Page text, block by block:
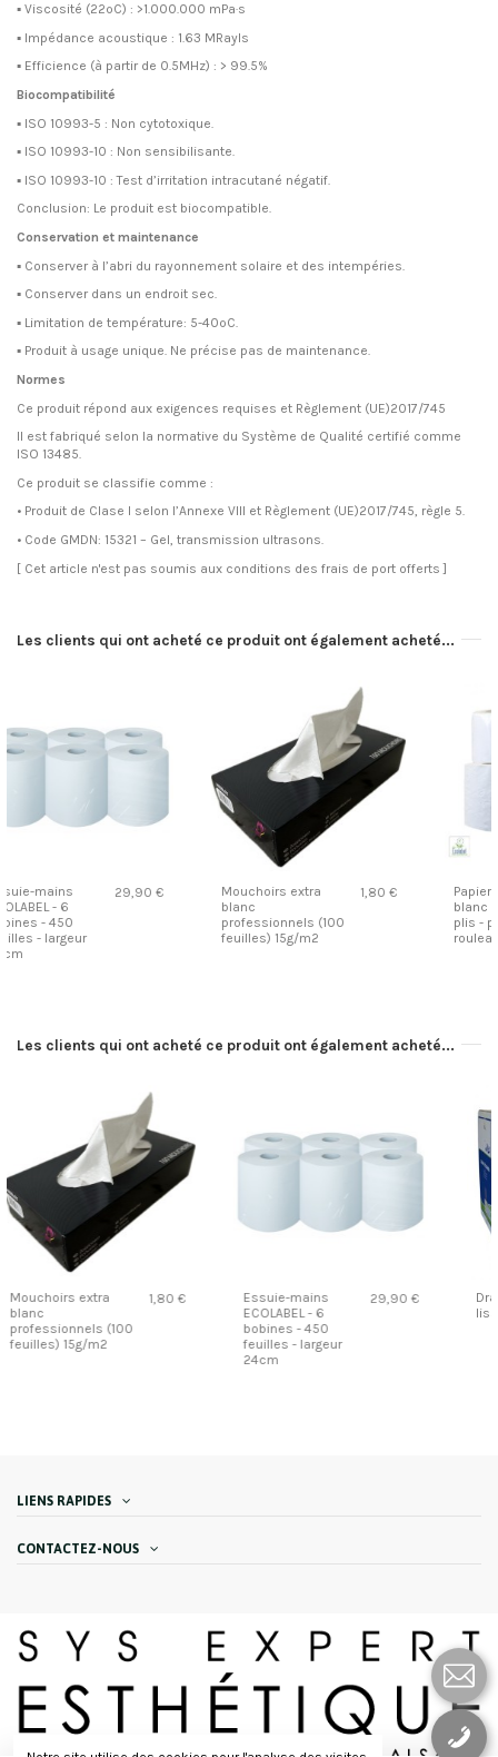
▪ Viscosité (22ºC) : >1.000.000 mPa·s
▪ Impédance acoustique : 1.63 MRayls
▪ Efficience (à partir de 0.5MHz) : > 99.5%
Biocompatibilité
▪ ISO 10993-5 : Non cytotoxique.
▪ ISO 10993-10 : Non sensibilisante.
▪ ISO 10993-10 : Test d’irritation intracutané négatif.
Conclusion: Le produit est biocompatible.
Conservation et maintenance
▪ Conserver à l’abri du rayonnement solaire et des intempéries.
▪ Conserver dans un endroit sec.
▪ Limitation de température: 5-40ºC.
▪ Produit à usage unique. Ne précise pas de maintenance.
Normes
Ce produit répond aux exigences requises et Règlement (UE)2017/745
Il est fabriqué selon la normative du Système de Qualité certifié comme
ISO 13485.
Ce produit se classifie comme :
• Produit de Clase I selon l’Annexe VIII et Règlement (UE)2017/745, règle 5.
• Code GMDN: 15321 – Gel, transmission ultrasons.
[ Cet article n'est pas soumis aux conditions des frais de port offerts ]
Les clients qui ont acheté ce produit ont également acheté...
Mouchoirs extra
blanc
professionnels (100
feuilles) 15g/m2
1,80 €
Papier toilette
plis - pack de 96
rouleaux
37,90 €
Les clients qui ont acheté ce produit ont également acheté...
Essuie-mains
bobines - 450
feuilles - largeur
29,90 €
Draps d'examen
lisses - 50 cm
48,80 €
LIENS RAPIDES
CONTACTEZ-NOUS